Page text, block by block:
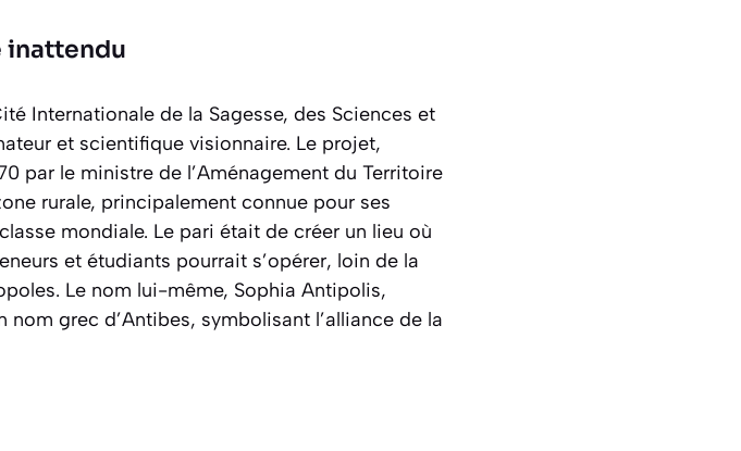
inattendu
Internationale de la Sagesse, des Sciences et
et scientifique visionnaire. Le projet,
par le ministre de l’Aménagement du Territoire
rurale, principalement connue pour ses
mondiale. Le pari était de créer un lieu où
et étudiants pourrait s’opérer, loin de la
Le nom lui-même, Sophia Antipolis,
grec d’Antibes, symbolisant l’alliance de la